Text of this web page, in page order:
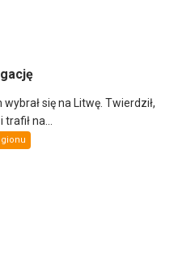
się na Litwę. Twierdził,
na...